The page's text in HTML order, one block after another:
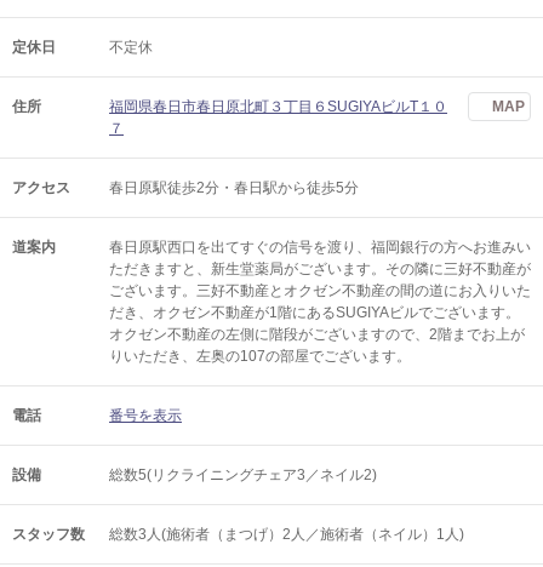
定休日 不定休
住所
福岡県春日市春日原北町３丁目６SUGIYAビルT１０
７
MAP
アクセス 春日原駅徒歩2分・春日駅から徒歩5分
道案内
春日原駅西口を出てすぐの信号を渡り、福岡銀行の方へお進みい
ただきますと、新生堂薬局がございます。その隣に三好不動産が
ございます。三好不動産とオクゼン不動産の間の道にお入りいた
だき、オクゼン不動産が1階にあるSUGIYAビルでございます。
オクゼン不動産の左側に階段がございますので、2階までお上が
りいただき、左奥の107の部屋でございます。
電話 番号を表示
設備 総数5(リクライニングチェア3／ネイル2)
スタッフ数 総数3人(施術者（まつげ）2人／施術者（ネイル）1人)